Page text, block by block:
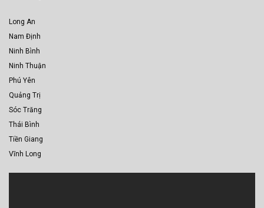
Long An
Nam Định
Ninh Bình
Ninh Thuận
Phú Yên
Quảng Trị
Sóc Trăng
Thái Bình
Tiền Giang
Vĩnh Long